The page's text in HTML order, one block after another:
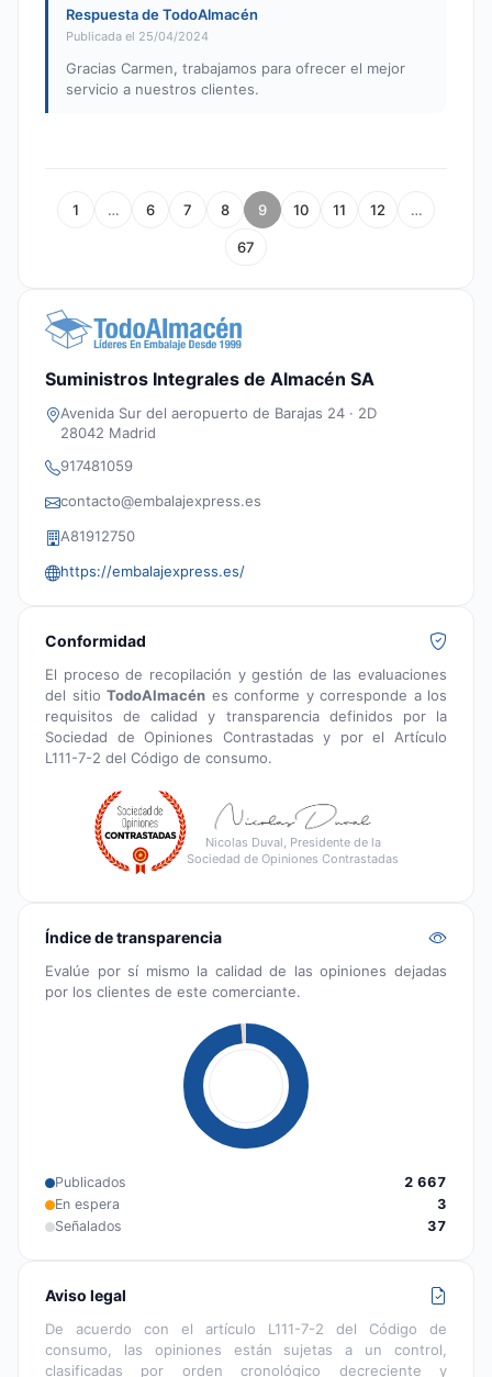
Respuesta de TodoAlmacén
Publicada el 25/04/2024
Gracias Carmen, trabajamos para ofrecer el mejor
servicio a nuestros clientes.
1 … 6 7 8 9 10 11 12 …
67
Suministros Integrales de Almacén SA
Avenida Sur del aeropuerto de Barajas 24 · 2D
28042 Madrid
917481059
contacto@embalajexpress.es
A81912750
https://embalajexpress.es/
Conformidad
El proceso de recopilación y gestión de las evaluaciones
del sitio TodoAlmacén es conforme y corresponde a los
requisitos de calidad y transparencia definidos por la
Sociedad de Opiniones Contrastadas y por el Artículo
L111-7-2 del Código de consumo.
Nicolas Duval, Presidente de la
Sociedad de Opiniones Contrastadas
Índice de transparencia
Evalúe por sí mismo la calidad de las opiniones dejadas
por los clientes de este comerciante.
Publicados
2 667
En espera
3
Señalados
37
Aviso legal
De acuerdo con el artículo L111-7-2 del Código de
consumo, las opiniones están sujetas a un control,
clasificadas por orden cronológico decreciente y